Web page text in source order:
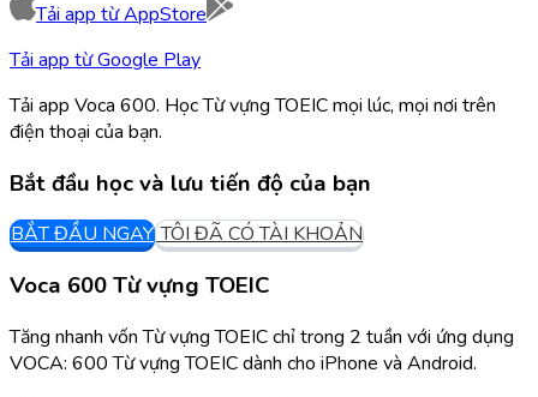
Tải app từAppStore
Tải app từGoogle Play
Tải app Voca 600. Học Từ vựng TOEIC mọi lúc, mọi nơi trên
điện thoại của bạn.
Bắt đầu học và lưu tiến độ của bạn
BẮT ĐẦU NGAY TÔI ĐÃ CÓ TÀI KHOẢN
Voca 600 Từ vựng TOEIC
Tăng nhanh vốn Từ vựng TOEIC chỉ trong 2 tuần với ứng dụng
VOCA: 600 Từ vựng TOEIC dành cho iPhone và Android.